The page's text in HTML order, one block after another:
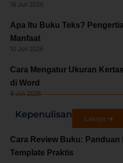
16 Juli 2026
Apa Itu Buku Teks?
Manfaat
10 Juli 2026
Cara Mengatur Ukuran
di Word
9 Juli 2026
Kepenulisan Lainya ➜
Cara Review Buku:
Template Praktis